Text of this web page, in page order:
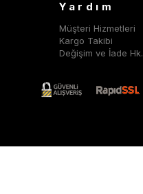
Yardım
Müşteri Hizmetleri
Kargo Takibi
Değişim ve İade Hk.